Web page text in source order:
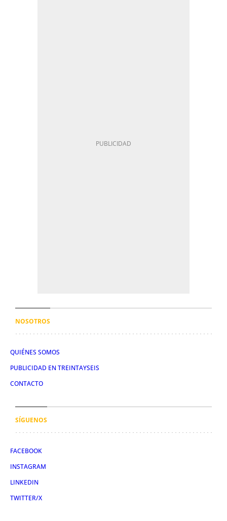
NOSOTROS
QUIÉNES SOMOS
PUBLICIDAD EN TREINTAYSEIS
CONTACTO
SÍGUENOS
FACEBOOK
INSTAGRAM
LINKEDIN
TWITTER/X